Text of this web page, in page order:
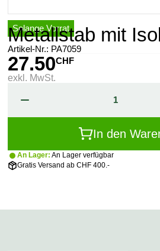
Solange Vorrat
Metallstab mit
Artikel-Nr.: PA7059
27.50CHF
exkl. MwSt.
In den
An Lager: An Lager verfügbar
Gratis Versand ab CHF 400.-